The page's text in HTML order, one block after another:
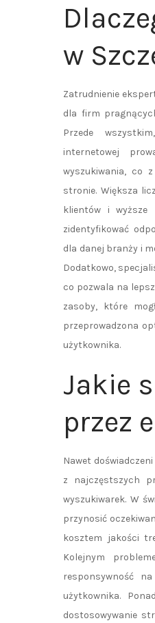
w
Zatrudnienie
dla firm
Przede
internetowej
wyszukiwania, co
stronie. Większa
klientów i wyższe
zidentyfikować
dla danej branży i
Dodatkowo,
co pozwala na
zasoby, które
przeprowadzona
użytkownika.
Jakie
przez
Nawet
z najczęstszych
wyszukiwarek. W
przynosić
kosztem jakości
Kolejnym
responsywność
użytkownika.
dostosowywanie